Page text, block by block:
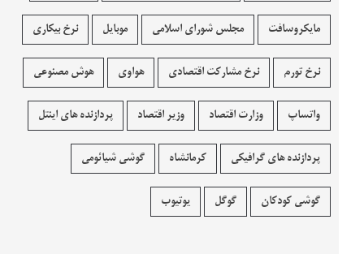
مایکروسافت مجلس شورای اسلامی موبایل نرخ بیکاری
نرخ تورم نرخ مشارکت اقتصادی هواوی هوش مصنوعی
واتساپ وزارت اقتصاد وزیر اقتصاد پردازنده های اینتل
پردازنده های گرافیکی کرمانشاه گوشی شیائومی
گوشی کودکان گوگل یوتیوب